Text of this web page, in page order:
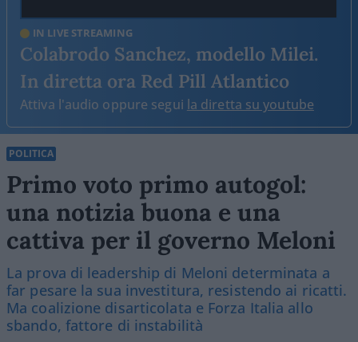
IN LIVE STREAMING
Colabrodo Sanchez, modello Milei.
In diretta ora Red Pill Atlantico
Attiva l'audio oppure segui la diretta su youtube
POLITICA
Primo voto primo autogol:
una notizia buona e una
cattiva per il governo Meloni
La prova di leadership di Meloni determinata a
far pesare la sua investitura, resistendo ai ricatti.
Ma coalizione disarticolata e Forza Italia allo
sbando, fattore di instabilità